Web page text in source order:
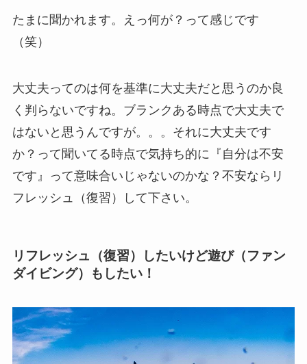
たまに聞かれます。えっ何が？って感じです
（笑）
大丈夫ってのは何を基準に大丈夫だと思うのか良
く判らないですね。ブランクある時点で大丈夫で
はないと思うんですが。。。それに大丈夫です
か？って聞いてる時点で気持ち的に『自分は不安
です』って意味合いじゃないのかな？不安ならリ
フレッシュ（復習）して下さい。
リフレッシュ（復習）したいけど遊び（ファン
ダイビング）もしたい！